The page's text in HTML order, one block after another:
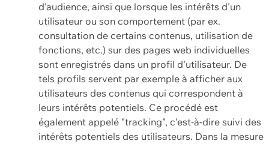
d'audience, ainsi que lorsque les intérêts d'un
utilisateur ou son comportement (par ex.
consultation de certains contenus, utilisation de
fonctions, etc.) sur des pages web individuelles
sont enregistrés dans un profil d'utilisateur. De
tels profils servent par exemple à afficher aux
utilisateurs des contenus qui correspondent à
leurs intérêts potentiels. Ce procédé est
également appelé "tracking", c'est-à-dire suivi des
intérêts potentiels des utilisateurs. Dans la mesure